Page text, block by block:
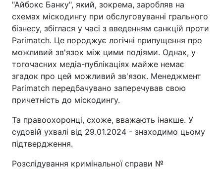
"Айбокс Банку", який, зокрема, заробляв на
схемах міскодингу при обслуговуванні грального
бізнесу, збіглася у часі з введенням санкцій проти
Parimatch. Це породжує логічні припущення про
можливий зв'язок між цими подіями. Однак, у
тогочасних медіа-публікаціях майже немає
згадок про цей можливий зв'язок. Менеджмент
Parimatch передбачувано заперечував свою
причетність до міскодингу.
Та правоохоронці, схоже, вважають інакше. У
судовій ухвалі від 29.01.2024 - знаходимо цьому
підтвердження.
Розслідування кримінальної справи №